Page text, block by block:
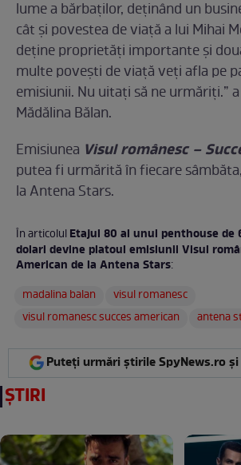
lume a bărbaţilor, deţinând un
cât şi povestea de viaţă a lui Mihai
deţine proprietăţi importante şi
multe poveşti de viaţă veţi afla pe
emisiunii. Nu uitaţi să ne urmăriţi.”
Mădălina Bălan.
Emisiunea Visul românesc –
putea fi urmărită în fiecare
la Antena Stars.
În articolulEtajul 80 al unui penthouse de
dolari devine platoul emisiunii Visul
American de la Antena Stars:
madalina balan
visul romanesc
visul romanesc succes american
antena
Puteți urmări știrile SpyNews.ro și
ȘTIRI